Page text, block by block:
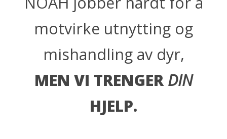
motvirke utnytting og
mishandling av dyr,
MEN VI TRENGERDIN
HJELP.